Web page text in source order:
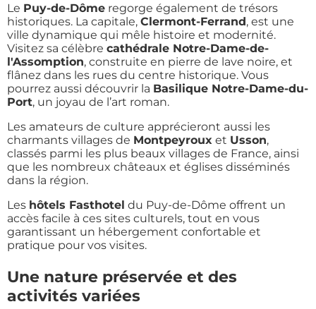
Le Puy-de-Dôme regorge également de trésors
historiques. La capitale, Clermont-Ferrand, est une
ville dynamique qui mêle histoire et modernité.
Visitez sa célèbre cathédrale Notre-Dame-de-
l'Assomption, construite en pierre de lave noire, et
flânez dans les rues du centre historique. Vous
pourrez aussi découvrir la Basilique Notre-Dame-du-
Port, un joyau de l’art roman.
Les amateurs de culture apprécieront aussi les
charmants villages de Montpeyroux et Usson,
classés parmi les plus beaux villages de France, ainsi
que les nombreux châteaux et églises disséminés
dans la région.
Les hôtels Fasthotel du Puy-de-Dôme offrent un
accès facile à ces sites culturels, tout en vous
garantissant un hébergement confortable et
pratique pour vos visites.
Une nature préservée et des
activités variées